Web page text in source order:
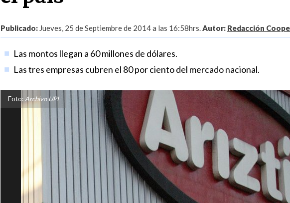
Publicado: Jueves, 25 de Septiembre de 2014 a las 16:58hrs.Autor: Redacción
Las montos llegan a 60 millones de dólares.
Las tres empresas cubren el 80 por ciento del mercado nacional.
Foto: Archivo UPI